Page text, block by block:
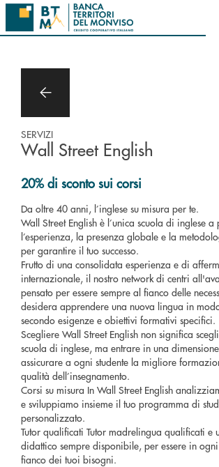
Salta al contenuto principale
SERVIZI
Wall Street English
20% di sconto sui corsi
Da oltre 40 anni, l’inglese su misura per te.
Wall Street English è l’unica scuola di inglese a
l’esperienza, la presenza globale e la
per garantire il tuo successo.
Frutto di una consolidata esperienza e di
internazionale, il nostro network di centri
pensato per essere sempre al fianco delle
desidera apprendere una nuova lingua in
secondo esigenze e obiettivi formativi specifici.
Scegliere Wall Street English non significa
scuola di inglese, ma entrare in una
assicurare a ogni studente la migliore
qualità dell’insegnamento.
Corsi su misura In Wall Street English
e sviluppiamo insieme il tuo programma di
personalizzato.
Tutor qualificati Tutor madrelingua qualificati e
didattico sempre disponibile, per essere in
fianco dei tuoi bisogni.